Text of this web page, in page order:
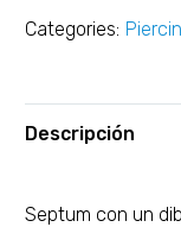
Categories:
Descripción
Septum con un